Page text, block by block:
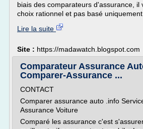
biais des comparateurs d'assurance, il
choix rationnel et pas basé uniquement
Lire la suite
Site : https://madawatch.blogspot.com
Comparateur Assurance
Comparer-Assurance ...
CONTACT
Comparer assurance auto .info
Assurance Voiture
Comparé les assurance c'est